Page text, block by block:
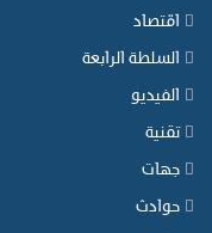
اقتصاد
السلطة الرابعة
الفيديو
تقنية
جهات
حوادث